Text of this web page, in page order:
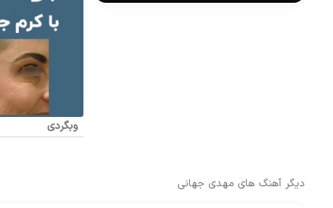
وبگردی
دیگر آهنگ های مهدی جهانی